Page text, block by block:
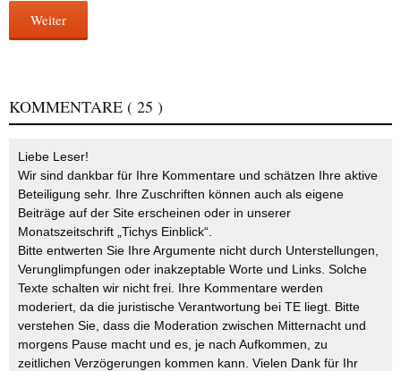
Weiter
KOMMENTARE ( 25 )
Liebe Leser!
Wir sind dankbar für Ihre Kommentare und schätzen Ihre aktive
Beteiligung sehr. Ihre Zuschriften können auch als eigene
Beiträge auf der Site erscheinen oder in unserer
Monatszeitschrift „Tichys Einblick“.
Bitte entwerten Sie Ihre Argumente nicht durch Unterstellungen,
Verunglimpfungen oder inakzeptable Worte und Links. Solche
Texte schalten wir nicht frei. Ihre Kommentare werden
moderiert, da die juristische Verantwortung bei TE liegt. Bitte
verstehen Sie, dass die Moderation zwischen Mitternacht und
morgens Pause macht und es, je nach Aufkommen, zu
zeitlichen Verzögerungen kommen kann. Vielen Dank für Ihr